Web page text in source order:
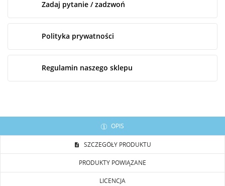
Zadaj pytanie / zadzwoń
Polityka prywatności
Regulamin naszego sklepu
OPIS
SZCZEGÓŁY PRODUKTU
PRODUKTY POWIĄZANE
LICENCJA
UTWÓRZ LISTĘ ŻYCZEŃ